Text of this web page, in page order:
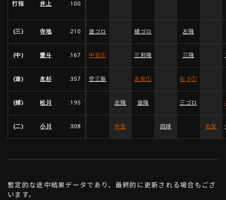
打指 井上 .100
(三) 寺地 .210 遊ゴロ 捕ゴロ 左飛
(中) 愛斗 .167 中安① 三邪飛 三飛
(遊) 友杉 .357 空三振 左安① 右３①
(捕) 松川 .195 左飛 遊飛 三ゴロ
(二) 小川 .308 中安 四球 右安
暫定的な途中結果データであり、最終的に更新される場合もござ
います。